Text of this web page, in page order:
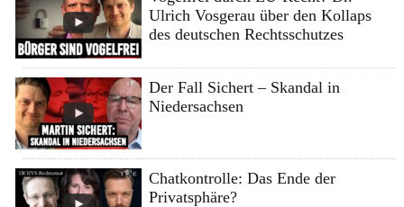
Ulrich Vosgerau über den Kollaps
des deutschen Rechtsschutzes
Der Fall Sichert – Skandal in
Niedersachsen
Chatkontrolle: Das Ende der
Privatsphäre?